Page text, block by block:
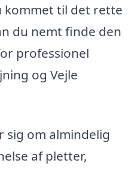
kommet til det rette
du nemt finde den
professionel
og Vejle
sig om almindelig
af pletter,